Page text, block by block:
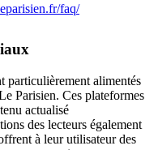
faq/
particulièrement alimentés
Parisien. Ces plateformes
actualisé
des lecteurs également
à leur utilisateur des